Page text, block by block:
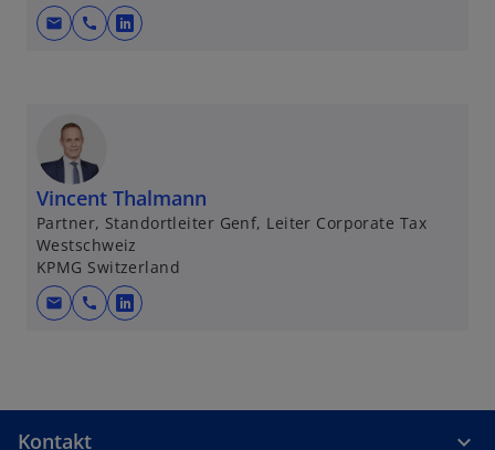
mail call
w
e
i
n
e
r
n
e
Vincent Thalmann
Partner, Standortleiter Genf, Leiter Corporate Tax
Westschweiz
KPMG Switzerland
mail call
w
Kontakt